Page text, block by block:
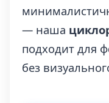
— наша
подходит для
без